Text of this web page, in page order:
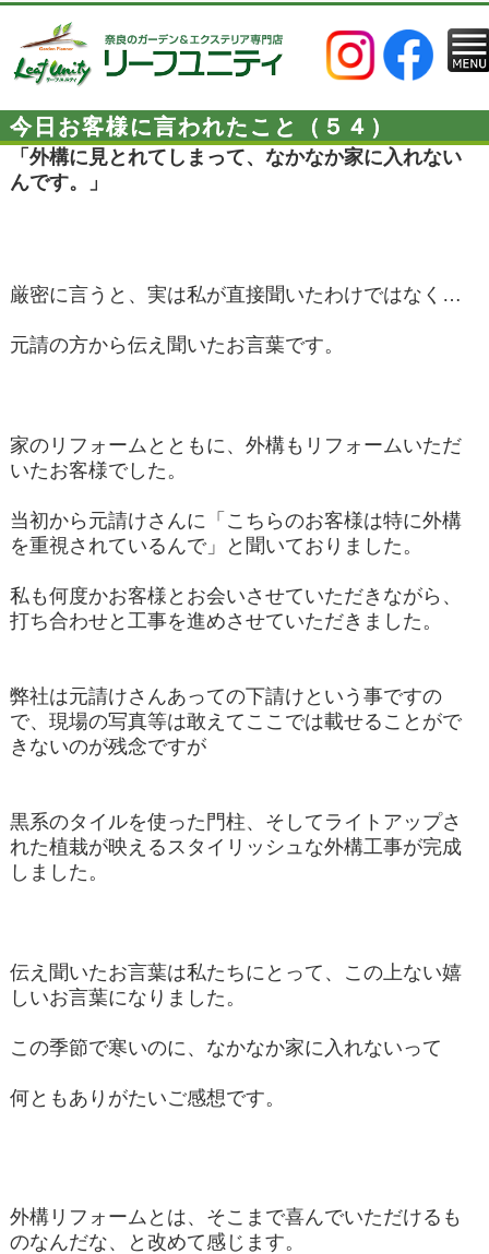
今日お客様に言われたこと（５４）
「外構に見とれてしまって、なかなか家に入れない
んです。」
厳密に言うと、実は私が直接聞いたわけではなく…
元請の方から伝え聞いたお言葉です。
家のリフォームとともに、外構もリフォームいただ
いたお客様でした。
当初から元請けさんに「こちらのお客様は特に外構
を重視されているんで」と聞いておりました。
私も何度かお客様とお会いさせていただきながら、
打ち合わせと工事を進めさせていただきました。
弊社は元請けさんあっての下請けという事ですの
で、現場の写真等は敢えてここでは載せることがで
きないのが残念ですが
黒系のタイルを使った門柱、そしてライトアップさ
れた植栽が映えるスタイリッシュな外構工事が完成
しました。
伝え聞いたお言葉は私たちにとって、この上ない嬉
しいお言葉になりました。
この季節で寒いのに、なかなか家に入れないって
何ともありがたいご感想です。
外構リフォームとは、そこまで喜んでいただけるも
のなんだな、と改めて感じます。